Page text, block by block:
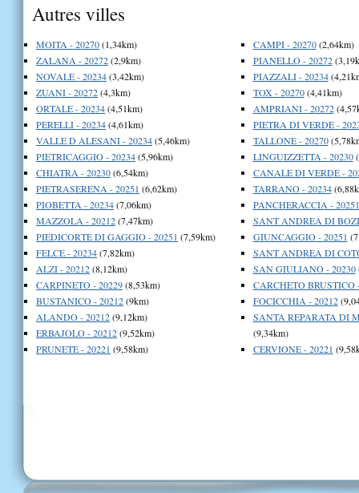
Autres villes
MOITA - 20270(1,34km)
ZALANA - 20272(2,9km)
NOVALE - 20234(3,42km)
ZUANI - 20272(4,3km)
ORTALE - 20234(4,51km)
PERELLI - 20234(4,61km)
VALLE D ALESANI - 20234(5,46km)
PIETRICAGGIO - 20234(5,96km)
CHIATRA - 20230(6,54km)
PIETRASERENA - 20251 (6,62km)
PIOBETTA - 20234(7,06km)
MAZZOLA - 20212(7,47km)
PIEDICORTE DI GAGGIO - 20251 (7,59km)
FELCE - 20234(7,82km)
ALZI - 20212(8,12km)
CARPINETO - 20229(8,53km)
BUSTANICO - 20212(9km)
ALANDO - 20212(9,12km)
ERBAJOLO - 20212(9,52km)
PRUNETE - 20221 (9,58km)
CAMPI - 20270(2,64km)
PIANELLO - 20272
PIAZZALI - 20234
TOX - 20270(4,41km)
AMPRIANI - 20272
PIETRA DI VERDE -
TALLONE - 20270
LINGUIZZETTA - 20230
CANALE DI VERDE -
TARRANO - 20234
PANCHERACCIA - 20251
SANT ANDREA DI
GIUNCAGGIO - 20251
SANT ANDREA DI
SAN GIULIANO - 20230
CARCHETO BRUSTICO
FOCICCHIA - 20212
SANTA REPARATA DI
(9,34km)
CERVIONE - 20221